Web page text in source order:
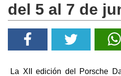
del 5 al 7 de
La XII edición del Porsche